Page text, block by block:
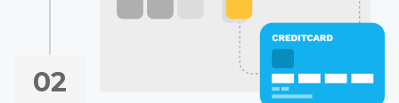
02